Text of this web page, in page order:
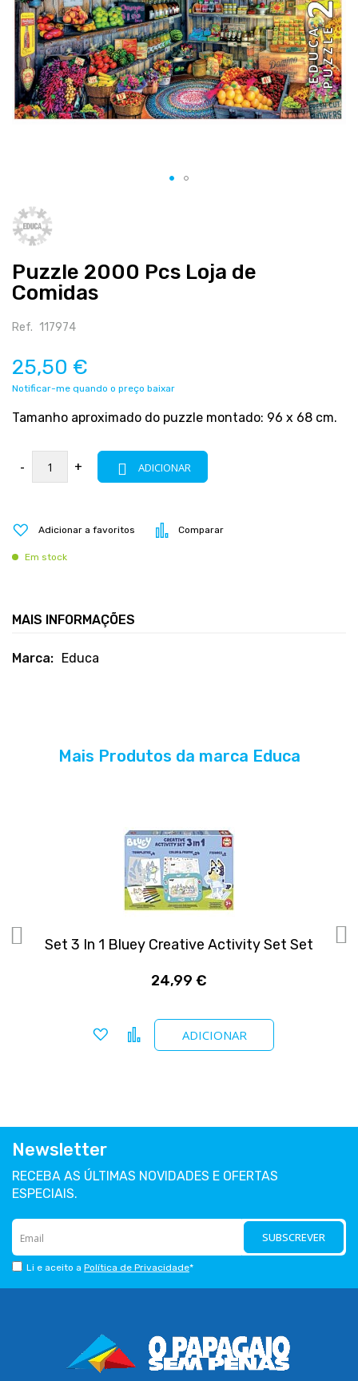
Puzzle 2000 Pcs Loja de
Comidas
Ref. 117974
25,50 €
Notificar-me quando o preço baixar
Tamanho aproximado do puzzle montado: 96 x 68 cm.
- + ADICIONAR
Adicionar a favoritos Comparar
Em stock
para
o
início
da
galeria
de
imagens
MAIS INFORMAÇÕES
Mais
Educa
Mais Produtos da marca Educa
Set 3 In 1 Bluey Creative Activity Set Set
24,99 €
ADICIONAR
Adicionar a favoritos
Comparar
Newsletter
RECEBA AS ÚLTIMAS NOVIDADES E OFERTAS
ESPECIAIS.
SUBSCREVER
Li e aceito a Política de Privacidade*